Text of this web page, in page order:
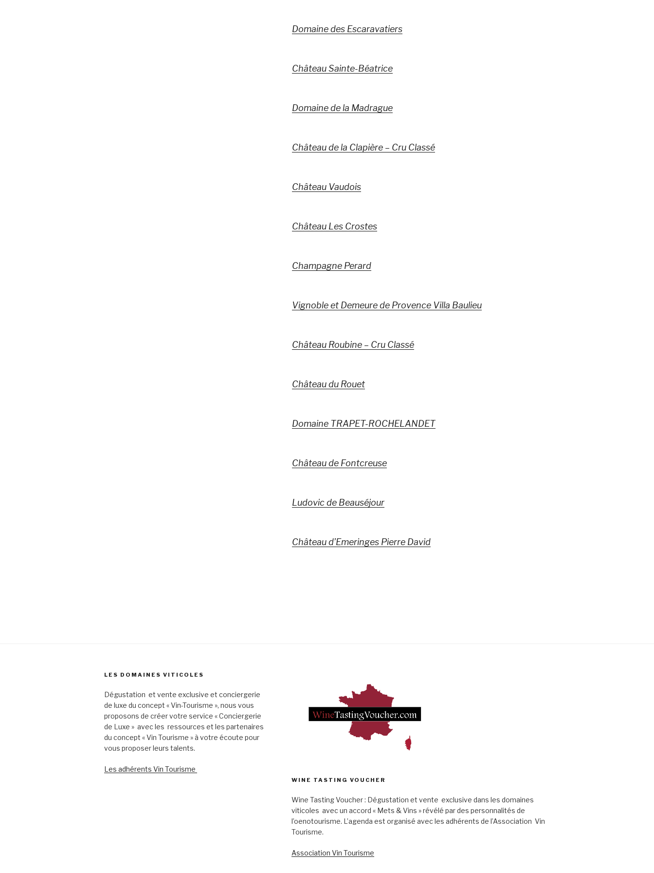
Domaine des Escaravatiers
Château Sainte-Béatrice
Domaine de la Madrague
Château de la Clapière – Cru Classé
Château Vaudois
Château Les Crostes
Champagne Perard
Vignoble et Demeure de Provence Villa Baulieu
Château Roubine – Cru Classé
Château du Rouet
Domaine TRAPET-ROCHELANDET
Château de Fontcreuse
Ludovic de Beauséjour
Château d’Emeringes Pierre David
LES DOMAINES VITICOLES
Dégustation et vente exclusive et conciergerie
de luxe du concept « Vin-Tourisme », nous vous
proposons de créer votre service « Conciergerie
de Luxe » avec les ressources et les partenaires
du concept « Vin Tourisme » à votre écoute pour
vous proposer leurs talents.
Les adhérents Vin Tourisme
WINE TASTING VOUCHER
Wine Tasting Voucher : Dégustation et vente exclusive dans les domaines
viticoles avec un accord « Mets & Vins » révélé par des personnalités de
l’oenotourisme. L’agenda est organisé avec les adhérents de l’Association Vin
Tourisme.
Association Vin Tourisme